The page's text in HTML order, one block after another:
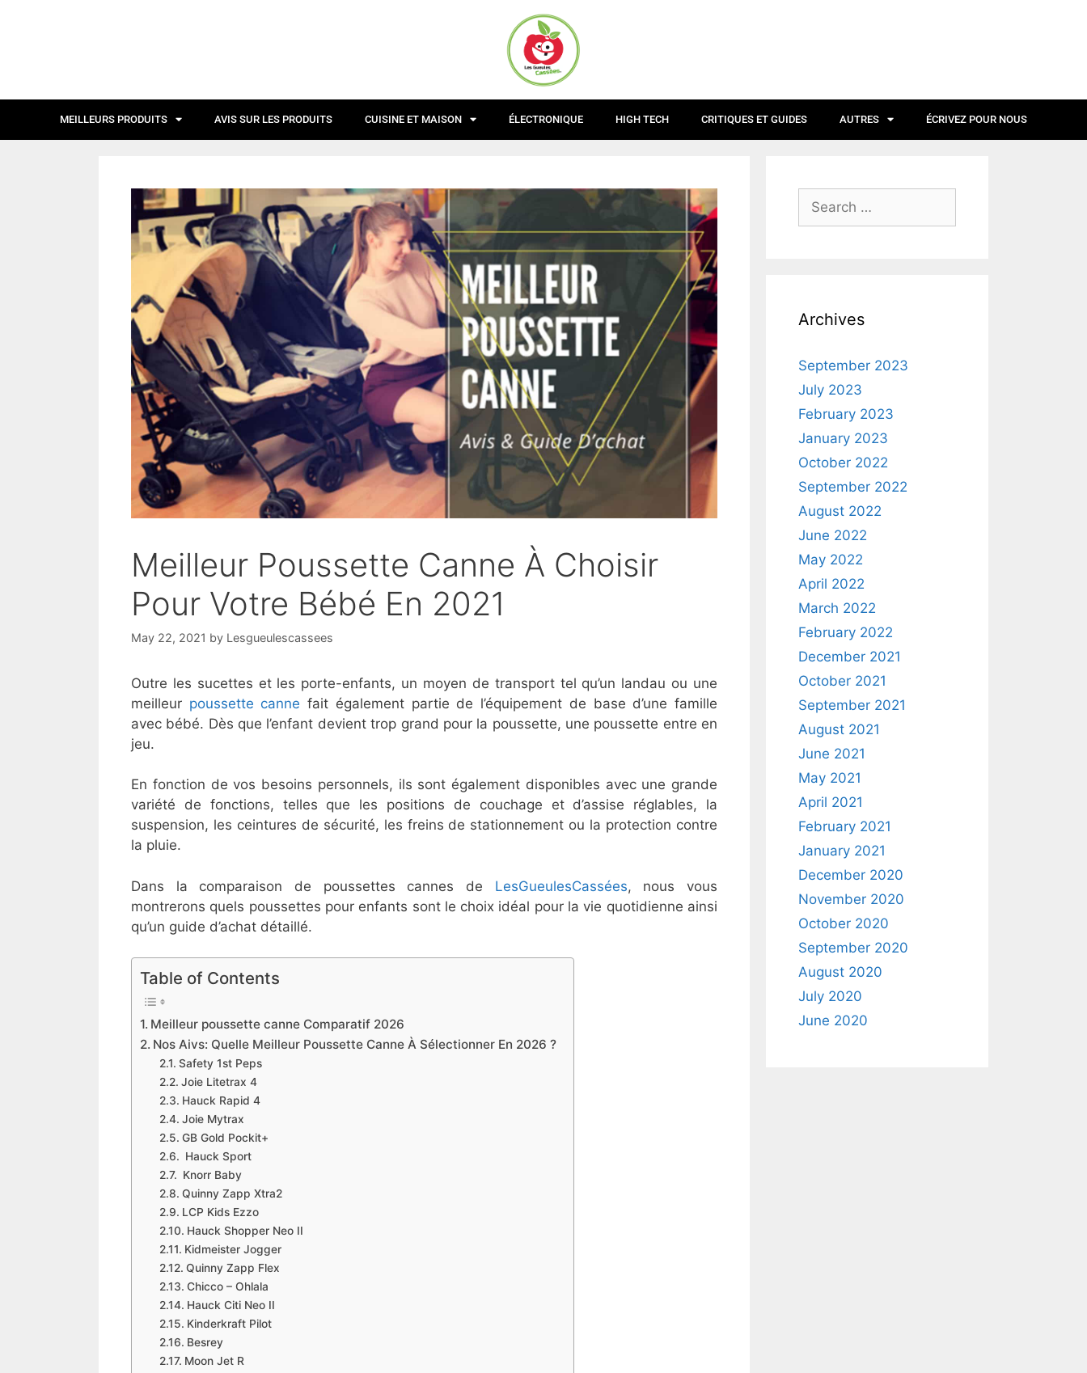
MEILLEURS PRODUITS AVIS SUR LES PRODUITS CUISINE ET MAISON ÉLECTRONIQUE HIGH TECH CRITIQUES ET GUIDES AUTRES ÉCRIVEZ POUR NOUS
Meilleur Poussette Canne À Choisir
Pour Votre Bébé En 2021
May 22, 2021 by Lesgueulescassees
Outre les sucettes et les porte-enfants, un moyen de transport tel qu’un landau ou une
meilleur poussette canne fait également partie de l’équipement de base d’une famille
avec bébé. Dès que l’enfant devient trop grand pour la poussette, une poussette entre en
jeu.
En fonction de vos besoins personnels, ils sont également disponibles avec une grande
variété de fonctions, telles que les positions de couchage et d’assise réglables, la
suspension, les ceintures de sécurité, les freins de stationnement ou la protection contre
la pluie.
Dans la comparaison de poussettes cannes de LesGueulesCassées, nous vous
montrerons quels poussettes pour enfants sont le choix idéal pour la vie quotidienne ainsi
qu’un guide d’achat détaillé.
Table of Contents
​Meilleur poussette canne Comparatif ​2026
Nos Aivs: Quelle Meilleur Poussette Canne À Sélectionner En 2026 ?
​Safety 1st Peps
​Joie Litetrax 4
​​Hauck Rapid 4
​​Joie Mytrax
​GB Gold Pockit+
​ Hauck Sport
​​ Knorr Baby
​Quinny Zapp Xtra2
​LCP Kids Ezzo
​Hauck Shopper Neo II
​​Kidmeister Jogger
​​Quinny Zapp Flex
​Chicco – Ohlala
​​Hauck Citi Neo II
​Kinderkraft Pilot
​Besrey
​​Moon Jet R
Archives
September 2023
July 2023
February 2023
January 2023
October 2022
September 2022
August 2022
June 2022
May 2022
April 2022
March 2022
February 2022
December 2021
October 2021
September 2021
August 2021
June 2021
May 2021
April 2021
February 2021
January 2021
December 2020
November 2020
October 2020
September 2020
August 2020
July 2020
June 2020